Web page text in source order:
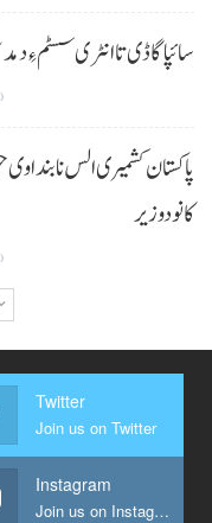
سائپا گاڈی تا انٹری سسٹم ءِ
پاکستان کشمیری الس نا
کانودوزیر
Twitter
Join us on Twitter
Instagram
Join us on Instagram